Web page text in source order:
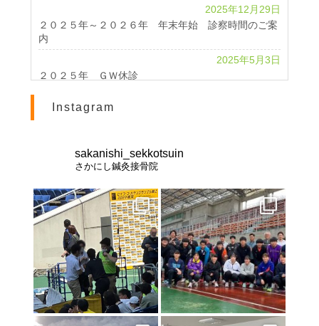
2025年12月29日
２０２５年～２０２６年 年末年始 診察時間のご案
内
2025年5月3日
２０２５年 ＧＷ休診
2024 GWのお知らせ
休診のお知らせ
北海道インターハイ２０２３ 棒高跳び 男女優勝
2023年2月28日
交通事故治療は《さかにし鍼灸接骨院》へ
2021年8月21日
お盆休みのお知らせ
2021年8月10日
インターハイ2021
2021年7月23日
Instagram
sakanishi_sekkotsuin
さかにし鍼灸接骨院